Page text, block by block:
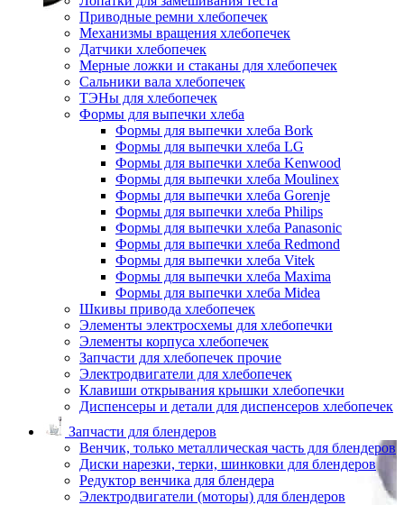
Приводные ремни хлебопечек
Механизмы вращения хлебопечек
Датчики хлебопечек
Мерные ложки и стаканы для хлебопечек
Сальники вала хлебопечек
ТЭНы для хлебопечек
Формы для выпечки хлеба
Формы для выпечки хлеба Bork
Формы для выпечки хлеба LG
Формы для выпечки хлеба Kenwood
Формы для выпечки хлеба Moulinex
Формы для выпечки хлеба Gorenje
Формы для выпечки хлеба Philips
Формы для выпечки хлеба Panasonic
Формы для выпечки хлеба Redmond
Формы для выпечки хлеба Vitek
Формы для выпечки хлеба Maxima
Формы для выпечки хлеба Midea
Шкивы привода хлебопечек
Элементы электросхемы для хлебопечки
Элементы корпуса хлебопечек
Запчасти для хлебопечек прочие
Электродвигатели для хлебопечек
Клавиши открывания крышки хлебопечки
Диспенсеры и детали для диспенсеров хлебопечек
Запчасти для блендеров
Венчик, только металлическая часть для блендеров
Диски нарезки, терки, шинковки для блендеров
Редуктор венчика для блендера
Электродвигатели (моторы) для блендеров